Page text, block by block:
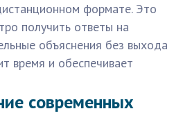
формате. Это
получить ответы на
объяснения без выхода
время и обеспечивает
современных